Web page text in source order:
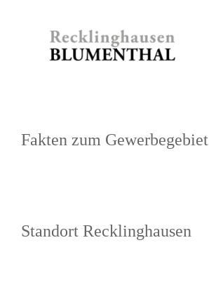
Fakten zum Gewerbegebiet
Standort Recklinghausen